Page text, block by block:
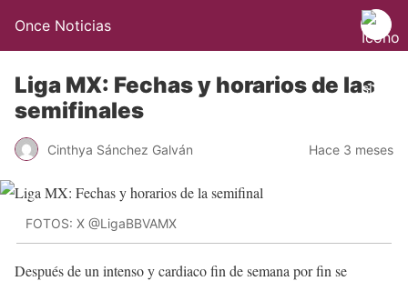
Once Noticias
Liga MX: Fechas y horarios de las
semifinales
Cinthya Sánchez Galván Hace 3 meses
FOTOS: X @LigaBBVAMX
Después de un intenso y cardiaco fin de semana por fin se